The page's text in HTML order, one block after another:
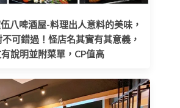
伍八啤酒屋-料理出人意料的美味，
可錯過！怪店名其實有其意義，
說明並附菜單，CP值高